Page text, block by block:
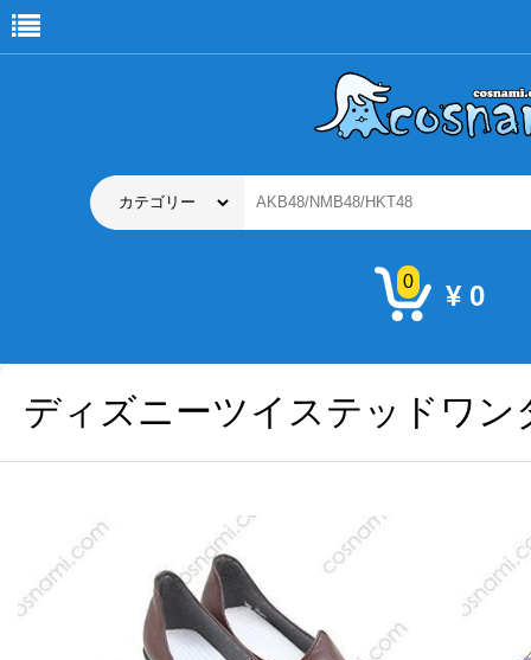
0 ¥ 0
ディズニーツイステッドワン